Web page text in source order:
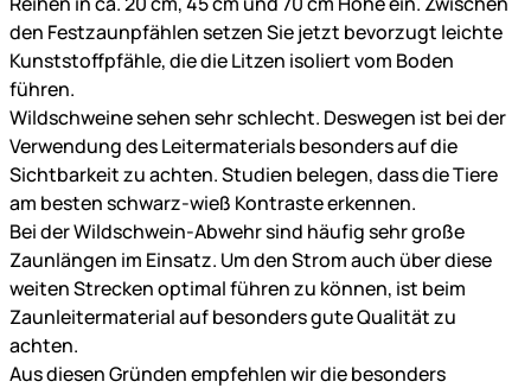
den Festzaunpfählen setzen Sie jetzt bevorzugt leichte
Kunststoffpfähle, die die Litzen isoliert vom Boden
führen.
Wildschweine sehen sehr schlecht. Deswegen ist bei der
Verwendung des Leitermaterials besonders auf die
Sichtbarkeit zu achten. Studien belegen, dass die Tiere
am besten schwarz-wieß Kontraste erkennen.
Bei der Wildschwein-Abwehr sind häufig sehr große
Zaunlängen im Einsatz. Um den Strom auch über diese
weiten Strecken optimal führen zu können, ist beim
Zaunleitermaterial auf besonders gute Qualität zu
achten.
Aus diesen Gründen empfehlen wir die besonders